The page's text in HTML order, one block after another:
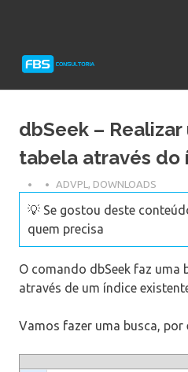
Protheus
dbSeek –
tabela através do
ADVPL , DOWNLOADS
💡 Se gostou deste
quem precisa
O comando dbSeek faz uma
através de um índice
Vamos fazer uma busca, por